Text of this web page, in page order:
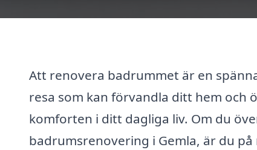
Att renovera badrummet är en
resa som kan förvandla ditt hem och
komforten i ditt dagliga liv. Om du
badrumsrenovering i Gemla, är du